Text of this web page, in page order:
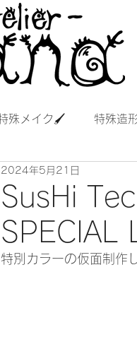
殊メイク🖌 特殊造
SusHi
SPECIAL
2024年5月21日
特別カラーの仮面制作